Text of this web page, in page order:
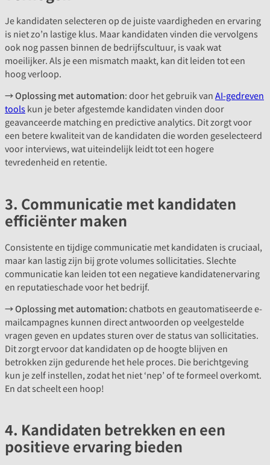
Je kandidaten selecteren op de juiste vaardigheden en ervaring
is niet zo’n lastige klus. Maar kandidaten vinden die vervolgens
ook nog passen binnen de bedrijfscultuur, is vaak wat
moeilijker. Als je een mismatch maakt, kan dit leiden tot een
hoog verloop.
→ Oplossing met automation: door het gebruik vanAI-gedreven
tools kun je beter afgestemde kandidaten vinden door
geavanceerde matching en predictive analytics. Dit zorgt voor
een betere kwaliteit van de kandidaten die worden geselecteerd
voor interviews, wat uiteindelijk leidt tot een hogere
tevredenheid en retentie.
3. Communicatie met kandidaten
efficiënter maken
Consistente en tijdige communicatie met kandidaten is cruciaal,
maar kan lastig zijn bij grote volumes sollicitaties. Slechte
communicatie kan leiden tot een negatieve kandidatenervaring
en reputatieschade voor het bedrijf.
→ Oplossing met automation:chatbots en geautomatiseerde e-
mailcampagnes kunnen direct antwoorden op veelgestelde
vragen geven en updates sturen over de status van sollicitaties.
Dit zorgt ervoor dat kandidaten op de hoogte blijven en
betrokken zijn gedurende het hele proces. Die berichtgeving
kun je zelf instellen, zodat het niet ‘nep’ of te formeel overkomt.
En dat scheelt een hoop!
4. Kandidaten betrekken en een
positieve ervaring bieden